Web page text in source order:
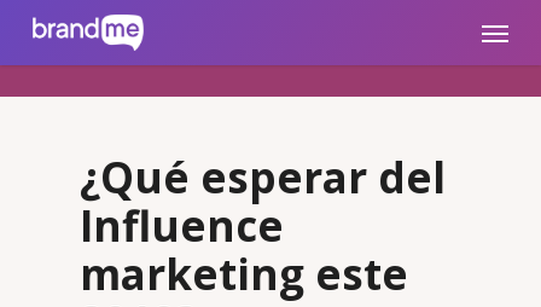
brandme.la Menu
¿Qué esperar del
Influence
marketing este